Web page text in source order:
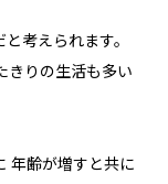
考えられます。
きりの生活も多い
年齢が増すと共に